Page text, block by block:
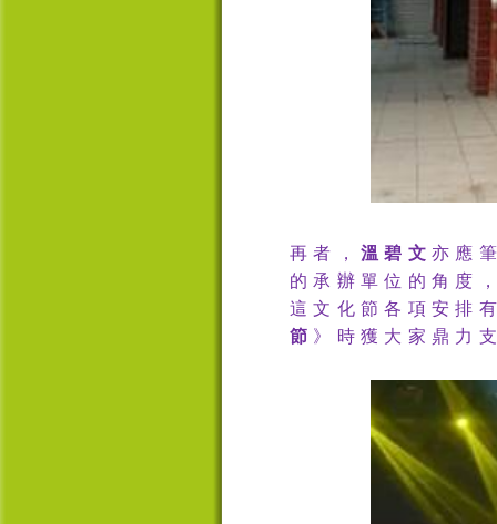
再者， 溫碧文 亦應
的承辦單位的角度
這文化節各項安排
節 》時獲大家鼎力